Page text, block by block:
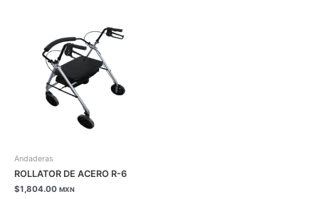
Andaderas
ROLLATOR DE ACERO R-6
$1,804.00 MXN